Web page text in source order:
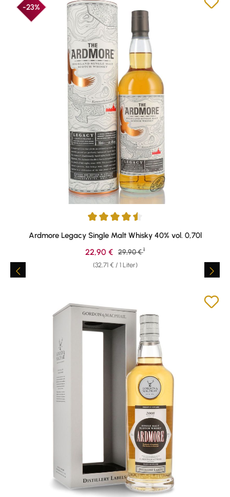
-23%
Durchschnittliche Bewertung von 4.61 von 5 Sternen
Ardmore Legacy Single Malt Whisky 40% vol. 0,70l
(32,71 € / 1 Liter)
Verkaufspreis:
22,90 € Regulärer Preis:
29,90 € 1